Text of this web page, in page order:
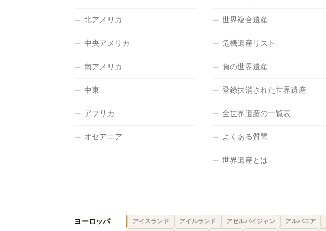
北アメリカ
中央アメリカ
南アメリカ
中東
アフリカ
オセアニア
世界複合遺産
危機遺産リスト
負の世界遺産
登録抹消された世界遺産
全世界遺産の一覧表
よくある質問
世界遺産とは
ヨーロッパ アイスランド アイルランド アゼルバイジャン アルバニア